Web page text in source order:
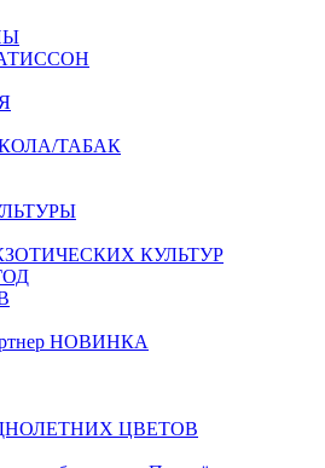
ТАБАК
КУЛЬТУР
НОВИНКА
ЦВЕТОВ